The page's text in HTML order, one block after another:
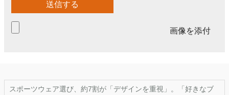
画像を添付
スポーツウェア選び、約7割が「デザインを重視」。「好きなブ